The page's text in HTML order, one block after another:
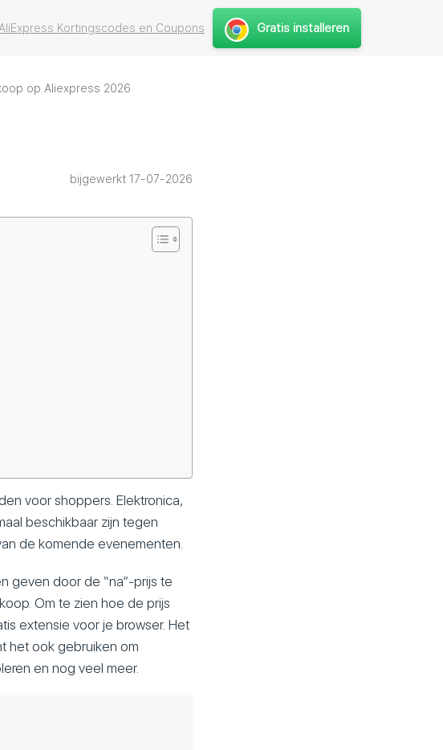
AliExpress Kortingscodes en Coupons Gratis installeren
op Aliexpress 2026
bijgewerkt 17-07-2026
voor shoppers. Elektronica,
beschikbaar zijn tegen
de komende evenementen.
geven door de “na”-prijs te
Om te zien hoe de prijs
extensie voor je browser. Het
het ook gebruiken om
en nog veel meer.